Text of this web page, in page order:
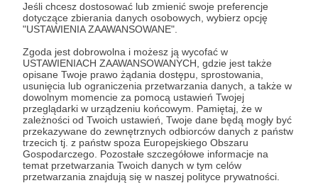
Jeśli chcesz dostosować lub zmienić swoje preferencje
dotyczące zbierania danych osobowych, wybierz opcję
"USTAWIENIA ZAAWANSOWANE".
Zgoda jest dobrowolna i możesz ją wycofać w
USTAWIENIACH ZAAWANSOWANYCH, gdzie jest także
opisane Twoje prawo żądania dostępu, sprostowania,
usunięcia lub ograniczenia przetwarzania danych, a także w
dowolnym momencie za pomocą ustawień Twojej
przeglądarki w urządzeniu końcowym. Pamiętaj, że w
zależności od Twoich ustawień, Twoje dane będą mogły być
przekazywane do zewnętrznych odbiorców danych z państw
trzecich tj. z państw spoza Europejskiego Obszaru
Gospodarczego. Pozostałe szczegółowe informacje na
temat przetwarzania Twoich danych w tym celów
przetwarzania znajdują się w naszej polityce prywatności.
* Zapoznałem się i akceptujęRegulaminserwisu oraz
* Wyrażam zgodę na przetwarzanie moich danych
osobowych podanych w formularzu rejestracyjnym w celu
prawidłowego świadczenia usług serwisu Patronite.
Wyrażam zgodę na otrzymywanie drogą elektroniczną
informacji handlowych - newslettera. Opcja ta może zostać
zmieniona w ustawieniach konta.